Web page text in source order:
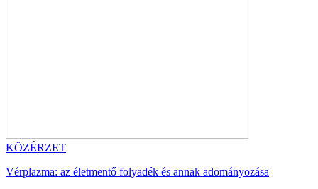
KÖZÉRZET
Vérplazma: az életmentő folyadék és annak adományozása